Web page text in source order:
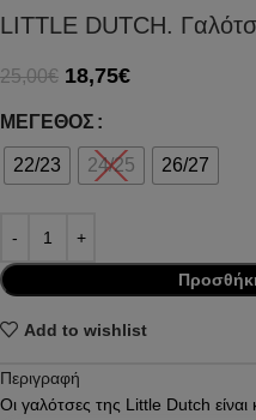
LITTLE DUTCH.
25,00€ 18,75€
ΜΈΓΕΘΟΣ
22/23 24/25 26/27
Add to wishlist
Περιγραφή
Οι γαλότσες της Little Dutch